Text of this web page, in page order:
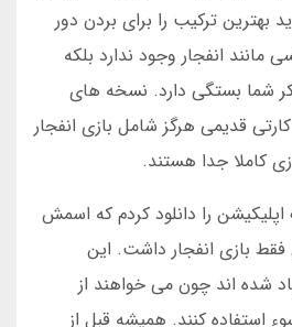
بهترین ترکیب را برای بردن دور
انفجار وجود ندارد بلکه
شما بستگی دارد. نسخه های
قدیمی بازی چهاربرگ ۱۱ کارتی قدیمی هرگز شامل بازی انفجار
کاملا جدا هستند.
را دانلود کردم که اسمش
بازی انفجار داشت. این
شده اند چون می خواهند از
استفاده کنند. همیشه قبل از